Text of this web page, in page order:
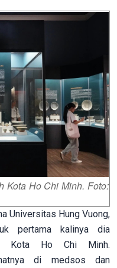
Kota Ho Chi Minh. Foto:
Universitas Hung Vuong,
pertama kalinya dia
Kota Ho Chi Minh.
di medsos dan